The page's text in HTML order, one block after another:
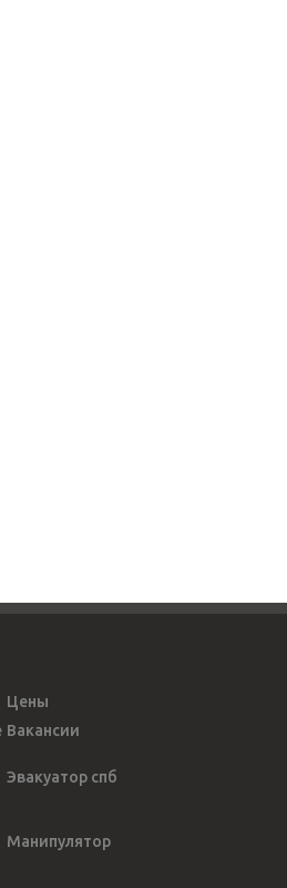
Цены
Вакансии
Эвакуатор спб
Манипулятор